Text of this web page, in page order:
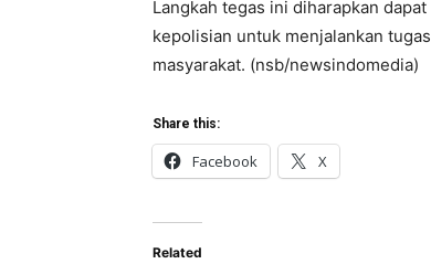
Langkah tegas ini diharapkan
kepolisian untuk menjalankan
masyarakat. (nsb/newsindomedia)
Share this:
Facebook X
Related